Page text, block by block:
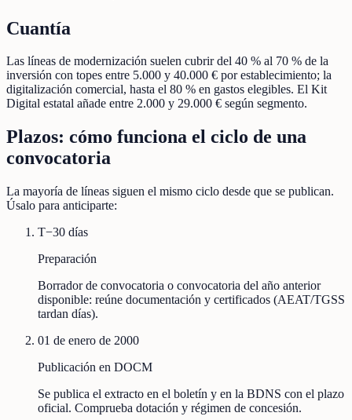
Cuantía
Las líneas de modernización suelen cubrir del 40 % al 70 % de la
inversión con topes entre 5.000 y 40.000 € por establecimiento; la
digitalización comercial, hasta el 80 % en gastos elegibles. El Kit
Digital estatal añade entre 2.000 y 29.000 € según segmento.
Plazos: cómo funciona el ciclo de una
convocatoria
La mayoría de líneas siguen el mismo ciclo desde que se publican.
Úsalo para anticiparte:
T−30 días
Preparación
Borrador de convocatoria o convocatoria del año anterior
disponible: reúne documentación y certificados (AEAT/TGSS
tardan días).
01 de enero de 2000
Publicación en DOCM
Se publica el extracto en el boletín y en la BDNS con el plazo
oficial. Comprueba dotación y régimen de concesión.